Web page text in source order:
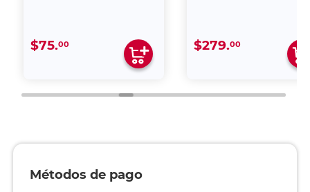
$75.00 $279.00
Métodos de pago